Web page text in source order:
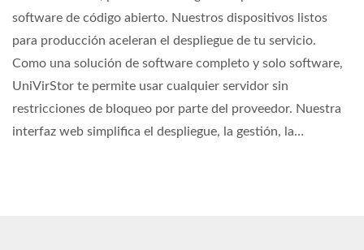
software de código abierto. Nuestros dispositivos listos
para producción aceleran el despliegue de tu servicio.
Como una solución de software completo y solo software,
UniVirStor te permite usar cualquier servidor sin
restricciones de bloqueo por parte del proveedor. Nuestra
interfaz web simplifica el despliegue, la gestión, la